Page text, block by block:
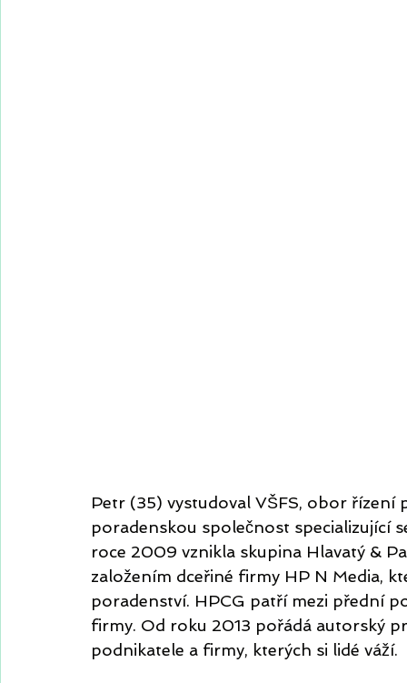
Petr (35) vystudoval VŠFS, obor
poradenskou společnost specializující
roce 2009 vznikla skupina Hlavatý &
založením dceřiné firmy HP N Media,
poradenství. HPCG patří mezi přední
firmy. Od roku 2013 pořádá autorský
podnikatele a firmy, kterých si lidé váží.